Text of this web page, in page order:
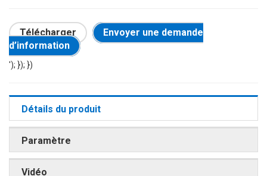
Télécharger
Envoyer une demande
d’information
'); }); })
Détails du produit
Paramètre
Vidéo